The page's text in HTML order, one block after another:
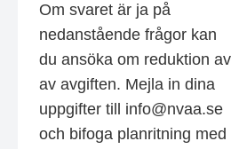
Om svaret är ja på
nedanstående frågor kan
du ansöka om reduktion av
av avgiften. Mejla in dina
uppgifter till info@nvaa.se
och bifoga planritning med